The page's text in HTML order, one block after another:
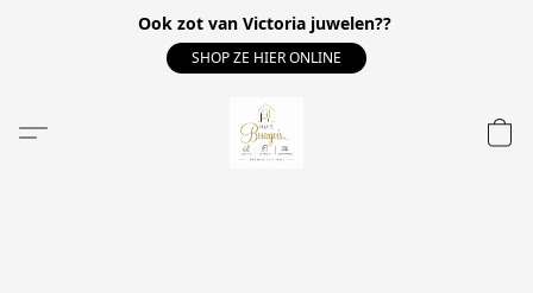
Ook zot van Victoria juwelen??
SHOP ZE HIER ONLINE